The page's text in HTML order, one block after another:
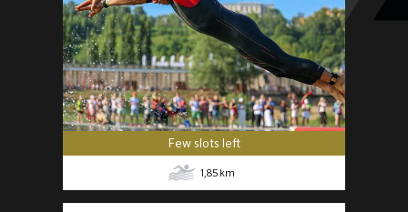
Few slots left
1,85 km